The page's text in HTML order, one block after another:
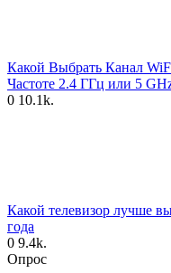
Какой Выбрать Канал
Частоте 2.4 ГГц или 5
0 10.1k.
Какой телевизор лучше
года
0 9.4k.
Опрос